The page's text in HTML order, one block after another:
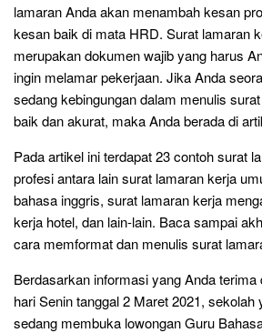
lamaran Anda akan menambah kesan
kesan baik di mata HRD. Surat lamaran
merupakan dokumen wajib yang harus
ingin melamar pekerjaan. Jika Anda
sedang kebingungan dalam menulis
baik dan akurat, maka Anda berada di
Pada artikel ini terdapat 23 contoh surat
profesi antara lain surat lamaran kerja
bahasa inggris, surat lamaran kerja
kerja hotel, dan lain-lain. Baca sampai
cara memformat dan menulis surat
Berdasarkan informasi yang Anda terima
hari Senin tanggal 2 Maret 2021, sekolah
sedang membuka lowongan Guru